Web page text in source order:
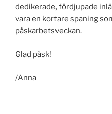
dedikerade, fördjupade
vara en kortare spaning
påskarbetsveckan.
Glad påsk!
/Anna